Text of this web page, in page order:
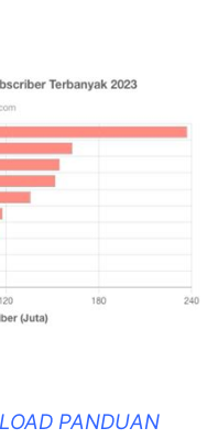
PANDUAN